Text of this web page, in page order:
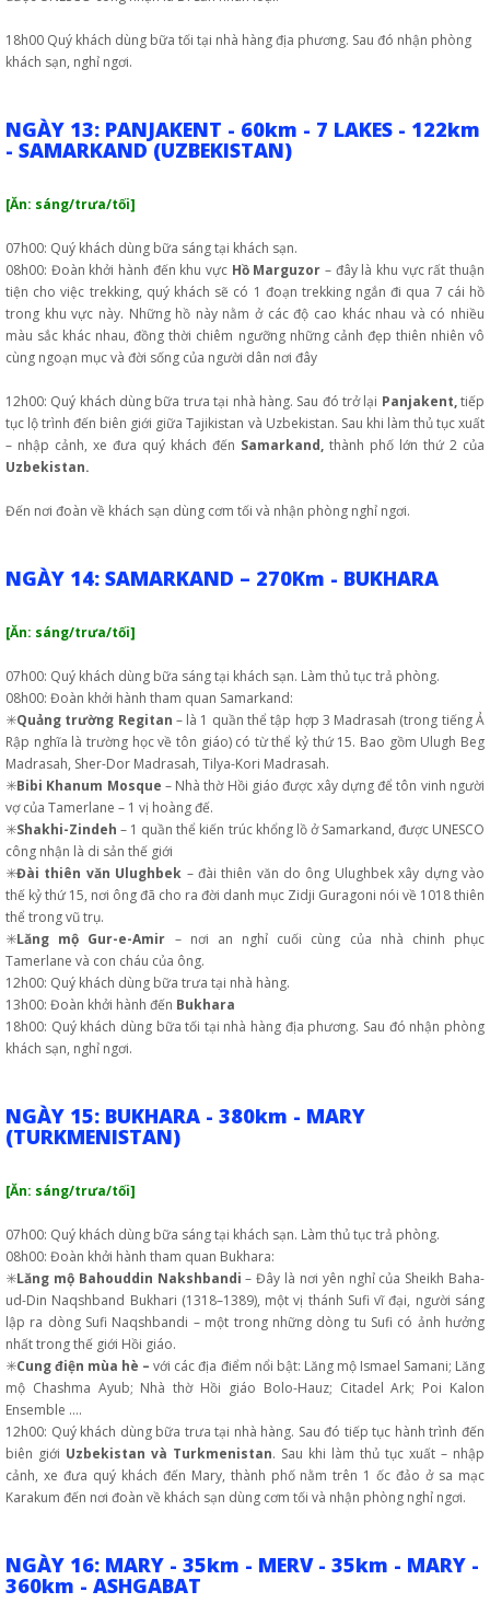
18h00 Quý khách dùng bữa tối tại nhà hàng địa phương. Sau đó nhận phòng
khách sạn, nghỉ ngơi.
NGÀY 13: PANJAKENT - 60km - 7 LAKES - 122km
- SAMARKAND (UZBEKISTAN)
[Ăn: sáng/trưa/tối]
07h00: Quý khách dùng bữa sáng tại khách sạn.
08h00: Đoàn khởi hành đến khu vực Hồ Marguzor – đây là khu vực rất thuận
tiện cho việc trekking, quý khách sẽ có 1 đoạn trekking ngắn đi qua 7 cái hồ
trong khu vực này. Những hồ này nằm ở các độ cao khác nhau và có nhiều
màu sắc khác nhau, đồng thời chiêm ngưỡng những cảnh đẹp thiên nhiên vô
cùng ngoạn mục và đời sống của người dân nơi đây
12h00: Quý khách dùng bữa trưa tại nhà hàng. Sau đó trở lại Panjakent,tiếp
tục lộ trình đến biên giới giữa Tajikistan và Uzbekistan. Sau khi làm thủ tục xuất
– nhập cảnh, xe đưa quý khách đến Samarkand, thành phố lớn thứ 2 của
Uzbekistan.
Đến nơi đoàn về khách sạn dùng cơm tối và nhận phòng nghỉ ngơi.
NGÀY 14: SAMARKAND – 270Km - BUKHARA
[Ăn: sáng/trưa/tối]
07h00: Quý khách dùng bữa sáng tại khách sạn. Làm thủ tục trả phòng.
08h00: Đoàn khởi hành tham quan Samarkand:
✳️Quảng trường Regitan – là 1 quần thể tập hợp 3 Madrasah (trong tiếng Ả
Rập nghĩa là trường học về tôn giáo) có từ thể kỷ thứ 15. Bao gồm Ulugh Beg
Madrasah, Sher-Dor Madrasah, Tilya-Kori Madrasah.
✳️Bibi Khanum Mosque – Nhà thờ Hồi giáo được xây dựng để tôn vinh người
vợ của Tamerlane – 1 vị hoàng đế.
✳️Shakhi-Zindeh – 1 quần thể kiến trúc khổng lồ ở Samarkand, được UNESCO
công nhận là di sản thế giới
✳️Đài thiên văn Ulughbek – đài thiên văn do ông Ulughbek xây dựng vào
thế kỷ thứ 15, nơi ông đã cho ra đời danh mục Zidji Guragoni nói về 1018 thiên
thể trong vũ trụ.
✳️Lăng mộ Gur-e-Amir – nơi an nghỉ cuối cùng của nhà chinh phục
Tamerlane và con cháu của ông.
12h00: Quý khách dùng bữa trưa tại nhà hàng.
13h00: Đoàn khởi hành đến Bukhara
18h00: Quý khách dùng bữa tối tại nhà hàng địa phương. Sau đó nhận phòng
khách sạn, nghỉ ngơi.
NGÀY 15: BUKHARA - 380km - MARY
(TURKMENISTAN)
[Ăn: sáng/trưa/tối]
07h00: Quý khách dùng bữa sáng tại khách sạn. Làm thủ tục trả phòng.
08h00: Đoàn khởi hành tham quan Bukhara:
✳️Lăng mộ Bahouddin Nakshbandi – Đây là nơi yên nghỉ của Sheikh Baha-
ud-Din Naqshband Bukhari (1318–1389), một vị thánh Sufi vĩ đại, người sáng
lập ra dòng Sufi Naqshbandi – một trong những dòng tu Sufi có ảnh hưởng
nhất trong thế giới Hồi giáo.
✳️Cung điện mùa hè – với các địa điểm nổi bật: Lăng mộ Ismael Samani; Lăng
mộ Chashma Ayub; Nhà thờ Hồi giáo Bolo-Hauz; Citadel Ark; Poi Kalon
Ensemble ….
12h00: Quý khách dùng bữa trưa tại nhà hàng. Sau đó tiếp tục hành trình đến
biên giới Uzbekistan và Turkmenistan. Sau khi làm thủ tục xuất – nhập
cảnh, xe đưa quý khách đến Mary, thành phố nằm trên 1 ốc đảo ở sa mạc
Karakum đến nơi đoàn về khách sạn dùng cơm tối và nhận phòng nghỉ ngơi.
NGÀY 16: MARY - 35km - MERV - 35km - MARY -
360km - ASHGABAT